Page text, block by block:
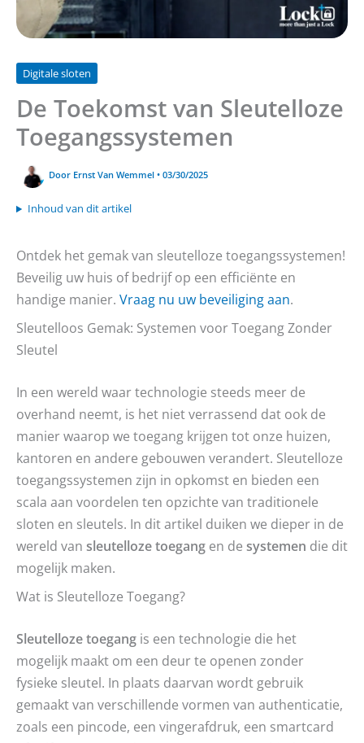
Digitale sloten
De Toekomst van Sleutelloze
Toegangssystemen
Door Ernst Van Wemmel • 03/30/2025
Inhoud van dit artikel
Ontdek het gemak van sleutelloze toegangssystemen!
Beveilig uw huis of bedrijf op een efficiënte en
handige manier. Vraag nu uw beveiliging aan.
Sleutelloos Gemak: Systemen voor Toegang Zonder
Sleutel
In een wereld waar technologie steeds meer de
overhand neemt, is het niet verrassend dat ook de
manier waarop we toegang krijgen tot onze huizen,
kantoren en andere gebouwen verandert. Sleutelloze
toegangssystemen zijn in opkomst en bieden een
scala aan voordelen ten opzichte van traditionele
sloten en sleutels. In dit artikel duiken we dieper in de
wereld van sleutelloze toegang en de systemen die dit
mogelijk maken.
Wat is Sleutelloze Toegang?
Sleutelloze toegang is een technologie die het
mogelijk maakt om een deur te openen zonder
fysieke sleutel. In plaats daarvan wordt gebruik
gemaakt van verschillende vormen van authenticatie,
zoals een pincode, een vingerafdruk, een smartcard